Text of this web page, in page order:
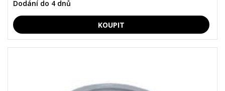
Dodání do 4 dnů